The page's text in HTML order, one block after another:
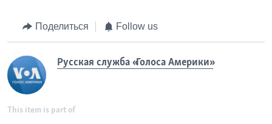
Поделиться Follow us
Русская служба «Голоса Америки»
This item is part of